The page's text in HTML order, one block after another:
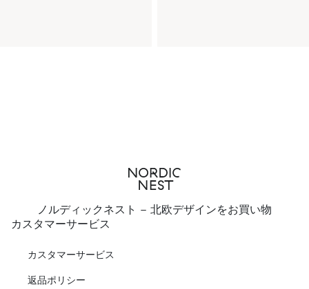
ノルディックネスト - 北欧デザインをお買い物
カスタマーサービス
カスタマーサービス
返品ポリシー